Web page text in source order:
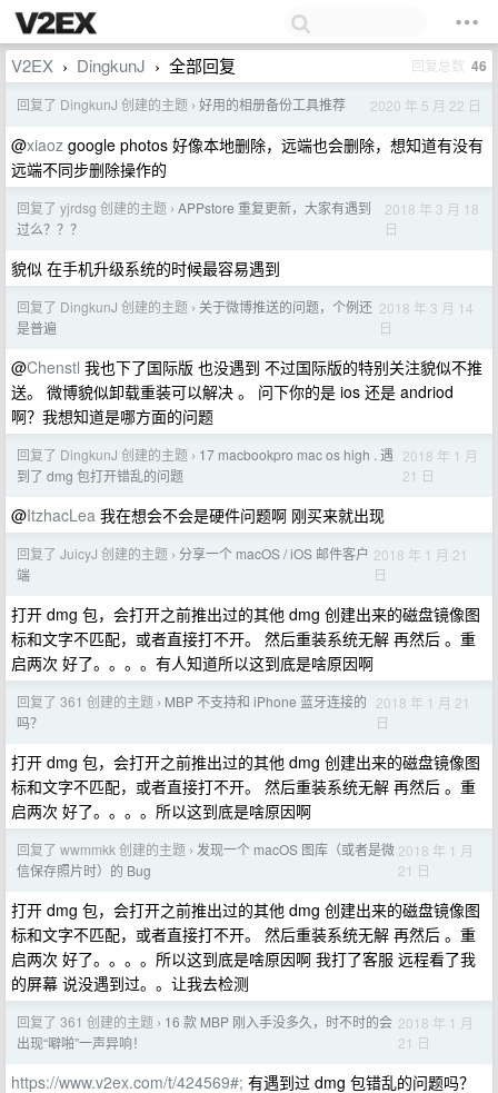
V2EX › DingkunJ › 全部回复 回复总数 46
回复了 DingkunJ 创建的主题 › 好用的相册备份工具推荐 2020 年 5 月 22 日
@xiaoz google photos 好像本地删除，远端也会删除，想知道有没有
远端不同步删除操作的
回复了 yjrdsg 创建的主题 › APPstore 重复更新，大家有遇到
过么？？？
2018 年 3 月 18
日
貌似 在手机升级系统的时候最容易遇到
回复了 DingkunJ 创建的主题 › 关于微博推送的问题，个例还
是普遍
2018 年 3 月 14
日
@Chenstl 我也下了国际版 也没遇到 不过国际版的特别关注貌似不推
送。 微博貌似卸载重装可以解决 。 问下你的是 ios 还是 andriod
啊？我想知道是哪方面的问题
回复了 DingkunJ 创建的主题 › 17 macbookpro mac os high . 遇
到了 dmg 包打开错乱的问题
2018 年 1 月
21 日
@ItzhacLea 我在想会不会是硬件问题啊 刚买来就出现
回复了 JuicyJ 创建的主题 › 分享一个 macOS / iOS 邮件客户
端
2018 年 1 月 21
日
打开 dmg 包，会打开之前推出过的其他 dmg 创建出来的磁盘镜像图
标和文字不匹配，或者直接打不开。 然后重装系统无解 再然后 。重
启两次 好了。。。。有人知道所以这到底是啥原因啊
回复了 361 创建的主题 › MBP 不支持和 iPhone 蓝牙连接的
吗？
2018 年 1 月 21
日
打开 dmg 包，会打开之前推出过的其他 dmg 创建出来的磁盘镜像图
标和文字不匹配，或者直接打不开。 然后重装系统无解 再然后 。重
启两次 好了。。。。所以这到底是啥原因啊
回复了 wwmmkk 创建的主题 › 发现一个 macOS 图库（或者是微
信保存照片时）的 Bug
2018 年 1 月
21 日
打开 dmg 包，会打开之前推出过的其他 dmg 创建出来的磁盘镜像图
标和文字不匹配，或者直接打不开。 然后重装系统无解 再然后 。重
启两次 好了。。。。所以这到底是啥原因啊 我打了客服 远程看了我
的屏幕 说没遇到过。。让我去检测
回复了 361 创建的主题 › 16 款 MBP 刚入手没多久，时不时的会
出现“噼啪”一声异响！
2018 年 1 月
21 日
https://www.v2ex.com/t/424569#; 有遇到过 dmg 包错乱的问题吗？